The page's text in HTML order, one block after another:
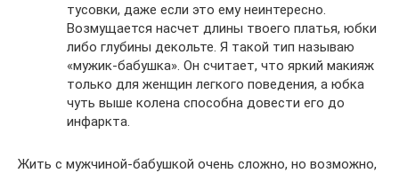
тусовки, даже если это ему неинтересно.
Возмущается насчет длины твоего платья, юбки
либо глубины декольте. Я такой тип называю
«мужик-бабушка». Он считает, что яркий макияж
только для женщин легкого поведения, а юбка
чуть выше колена способна довести его до
инфаркта.
Жить с мужчиной-бабушкой очень сложно, но возможно,